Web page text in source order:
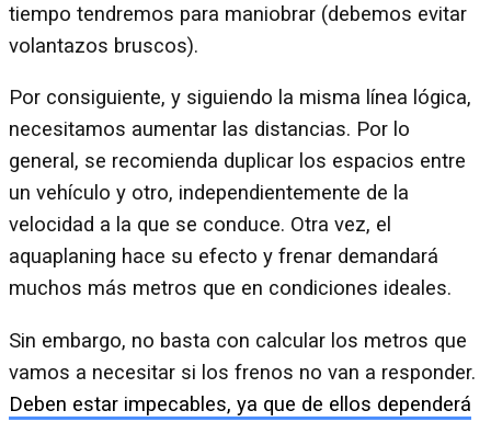
tiempo tendremos para maniobrar (debemos evitar
volantazos bruscos).
Por consiguiente, y siguiendo la misma línea lógica,
necesitamos aumentar las distancias. Por lo
general, se recomienda duplicar los espacios entre
un vehículo y otro, independientemente de la
velocidad a la que se conduce. Otra vez, el
aquaplaning hace su efecto y frenar demandará
muchos más metros que en condiciones ideales.
Sin embargo, no basta con calcular los metros que
vamos a necesitar si los frenos no van a responder.
Deben estar impecables, ya que de ellos dependerá